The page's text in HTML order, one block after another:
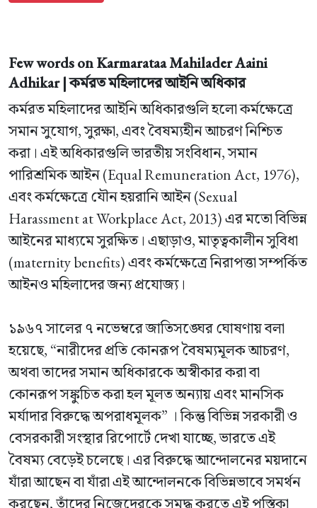
Few words on Karmarataa Mahilader Aaini
Adhikar | কর্মরত মহিলাদের আইনি অধিকার
কর্মরত মহিলাদের আইনি অধিকারগুলি হলো কর্মক্ষেত্রে
সমান সুযোগ, সুরক্ষা, এবং বৈষম্যহীন আচরণ নিশ্চিত
করা। এই অধিকারগুলি ভারতীয় সংবিধান, সমান
পারিশ্রমিক আইন (Equal Remuneration Act, 1976),
এবং কর্মক্ষেত্রে যৌন হয়রানি আইন (Sexual
Harassment at Workplace Act, 2013) এর মতো বিভিন্ন
আইনের মাধ্যমে সুরক্ষিত। এছাড়াও, মাতৃত্বকালীন সুবিধা
(maternity benefits) এবং কর্মক্ষেত্রে নিরাপত্তা সম্পর্কিত
আইনও মহিলাদের জন্য প্রযোজ্য।
১৯৬৭ সালের ৭ নভেম্বরে জাতিসঙ্ঘের ঘোষণায় বলা
হয়েছে, “নারীদের প্রতি কোনরূপ বৈষম্যমূলক আচরণ,
অথবা তাদের সমান অধিকারকে অস্বীকার করা বা
কোনরূপ সঙ্কুচিত করা হল মূলত অন্যায় এবং মানসিক
মর্যাদার বিরুদ্ধে অপরাধমূলক” । কিন্তু বিভিন্ন সরকারী ও
বেসরকারী সংস্থার রিপোর্টে দেখা যাচ্ছে, ভারতে এই
বৈষম্য বেড়েই চলেছে। এর বিরুদ্ধে আন্দোলনের ময়দানে
যাঁরা আছেন বা যাঁরা এই আন্দোলনকে বিভিন্নভাবে সমর্থন
করছেন, তাঁদের নিজেদেরকে সমৃদ্ধ করতে এই পুস্তিকা